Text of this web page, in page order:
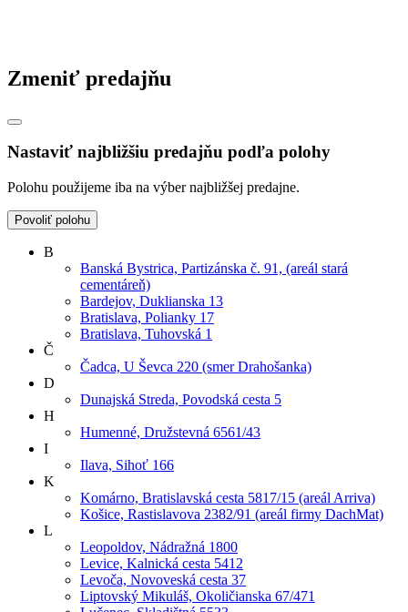
Zmeniť predajňu
Nastaviť najbližšiu predajňu podľa polohy
Polohu použijeme iba na výber najbližšej predajne.
Povoliť polohu
B
Banská Bystrica, Partizánska č. 91, (areál stará
cementáreň)
Bardejov, Duklianska 13
Bratislava, Polianky 17
Bratislava, Tuhovská 1
Č
Čadca, U Ševca 220 (smer Drahošanka)
D
Dunajská Streda, Povodská cesta 5
H
Humenné, Družstevná 6561/43
I
Ilava, Sihoť 166
K
Komárno, Bratislavská cesta 5817/15 (areál Arriva)
Košice, Rastislavova 2382/91 (areál firmy DachMat)
L
Leopoldov, Nádražná 1800
Levice, Kalnická cesta 5412
Levoča, Novoveská cesta 37
Liptovský Mikuláš, Okoličianska 67/471